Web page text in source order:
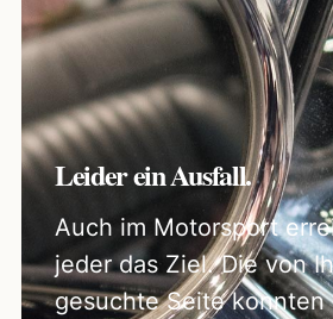
Leider ein Ausfall.
Auch im Motorsport
jeder das Ziel. Die von
gesuchte Seite konnten